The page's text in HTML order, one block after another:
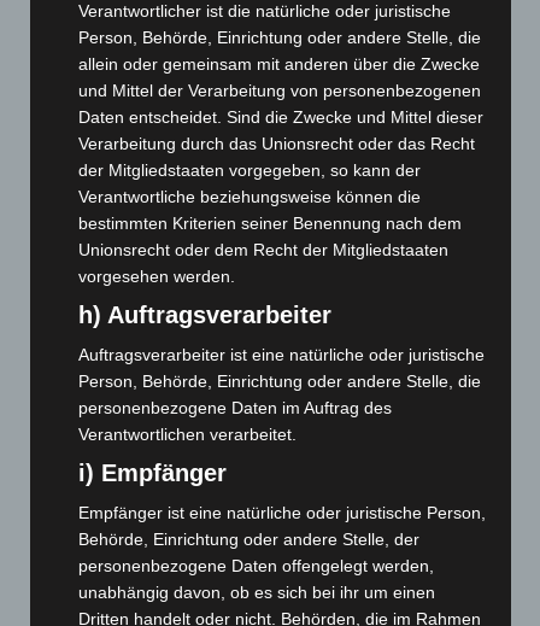
Dezember 2024(89)
November 2024(94)
Oktober 2024 (93)
September 2024(112)
August 2024(107)
Juli 2024(89)
Juni 2024(107)
Mai 2024(149)
März 2024
Februar 2024(103)
Januar 2024(111)
Dezember 2023(130)
November 2023(130)
Oktober 2023(114)
September 2023(133)
August 2023(134)
Verantwortlicher ist die natürliche oder juristische
Person, Behörde, Einrichtung oder andere Stelle, die
allein oder gemeinsam mit anderen über die Zwecke
und Mittel der Verarbeitung von personenbezogenen
Daten entscheidet. Sind die Zwecke und Mittel dieser
Verarbeitung durch das Unionsrecht oder das Recht
der Mitgliedstaaten vorgegeben, so kann der
Verantwortliche beziehungsweise können die
bestimmten Kriterien seiner Benennung nach dem
Unionsrecht oder dem Recht der Mitgliedstaaten
vorgesehen werden.
h) Auftragsverarbeiter
Auftragsverarbeiter ist eine natürliche oder juristische
Person, Behörde, Einrichtung oder andere Stelle, die
personenbezogene Daten im Auftrag des
Verantwortlichen verarbeitet.
i) Empfänger
Empfänger ist eine natürliche oder juristische Person,
Behörde, Einrichtung oder andere Stelle, der
personenbezogene Daten offengelegt werden,
unabhängig davon, ob es sich bei ihr um einen
Dritten handelt oder nicht. Behörden, die im Rahmen